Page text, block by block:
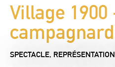
Village
SPECTACLE, REPRÉSENTATION